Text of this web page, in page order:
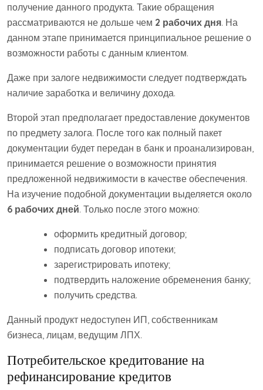
получение данного продукта. Такие обращения
рассматриваются не дольше чем 2 рабочих дня. На
данном этапе принимается принципиальное решение о
возможности работы с данным клиентом.
Даже при залоге недвижимости следует подтверждать
наличие заработка и величину дохода.
Второй этап предполагает предоставление документов
по предмету залога. После того как полный пакет
документации будет передан в банк и проанализирован,
принимается решение о возможности принятия
предложенной недвижимости в качестве обеспечения.
На изучение подобной документации выделяется около
6 рабочих дней. Только после этого можно:
оформить кредитный договор;
подписать договор ипотеки;
зарегистрировать ипотеку;
подтвердить наложение обременения банку;
получить средства.
Данный продукт недоступен ИП, собственникам
бизнеса, лицам, ведущим ЛПХ.
Потребительское кредитование на
рефинансирование кредитов